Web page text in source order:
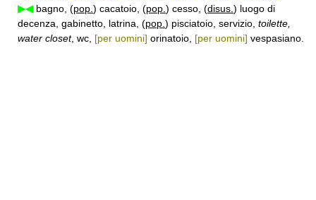
▶◀bagno, (pop. ) cacatoio, (pop. ) cesso, (disus. ) luogo di
decenza, gabinetto, latrina, (pop. ) pisciatoio, servizio, toilette,
water closet, wc, [per uomini] orinatoio, [per uomini] vespasiano.